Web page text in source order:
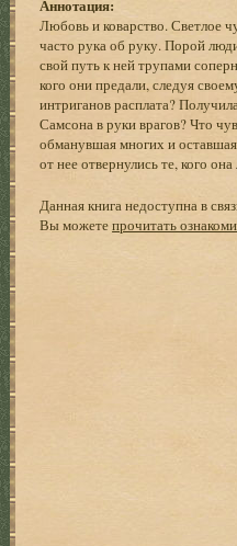
Аннотация:
Любовь и коварство. Светлое
часто рука об руку. Порой
свой путь к ней трупами
кого они предали, следуя
интриганов расплата?
Самсона в руки врагов? Что
обманувшая многих и
от нее отвернулись те, кого
Данная книга недоступна в
Вы можетепрочитать